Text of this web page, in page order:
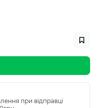
при відправці